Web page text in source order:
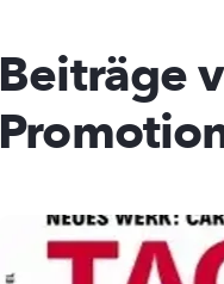
Beiträge